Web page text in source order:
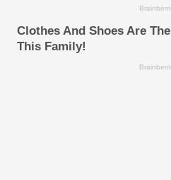
Clothes And Shoes Are
This Family!